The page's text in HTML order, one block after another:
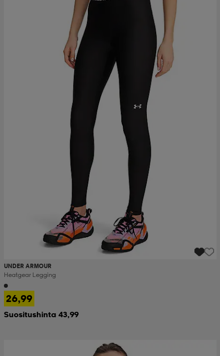
UNDER ARMOUR
Heatgear Legging
26,99
Suositushinta 43,99